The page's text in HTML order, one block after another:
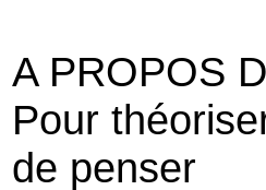
A PROPOS
Pour
de penser